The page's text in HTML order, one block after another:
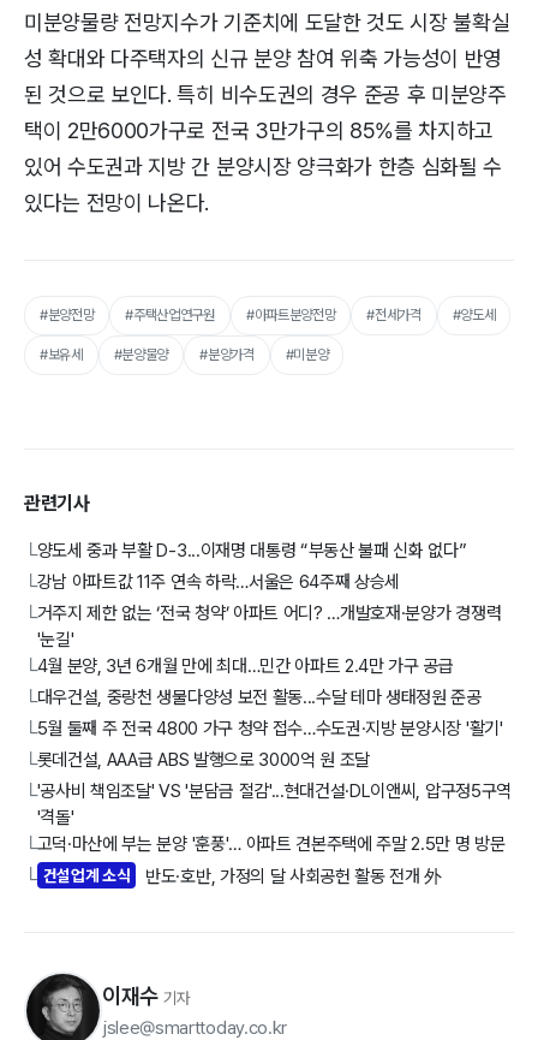
미분양물량 전망지수가 기준치에 도달한 것도 시장 불확실
성 확대와 다주택자의 신규 분양 참여 위축 가능성이 반영
된 것으로 보인다. 특히 비수도권의 경우 준공 후 미분양주
택이 2만6000가구로 전국 3만가구의 85%를 차지하고
있어 수도권과 지방 간 분양시장 양극화가 한층 심화될 수
있다는 전망이 나온다.
#분양전망 #주택산업연구원 #아파트분양전망 #전세가격 #양도세
#보유세 #분양물양 #분양가격 #미분양
관련기사
└양도세 중과 부활 D-3...이재명 대통령 “부동산 불패 신화 없다”
└강남 아파트값 11주 연속 하락…서울은 64주째 상승세
└거주지 제한 없는 ‘전국 청약’ 아파트 어디? …개발호재·분양가 경쟁력
'눈길'
└4월 분양, 3년 6개월 만에 최대…민간 아파트 2.4만 가구 공급
└대우건설, 중랑천 생물다양성 보전 활동...수달 테마 생태정원 준공
└5월 둘째 주 전국 4800 가구 청약 접수…수도권·지방 분양시장 '활기'
└롯데건설, AAA급 ABS 발행으로 3000억 원 조달
└'공사비 책임조달' VS '분담금 절감'...현대건설·DL이앤씨, 압구정5구역
'격돌'
└고덕·마산에 부는 분양 '훈풍'… 아파트 견본주택에 주말 2.5만 명 방문
└ 건설업계 소식 반도·호반, 가정의 달 사회공헌 활동 전개 外
이재수 기자
jslee@smarttoday.co.kr